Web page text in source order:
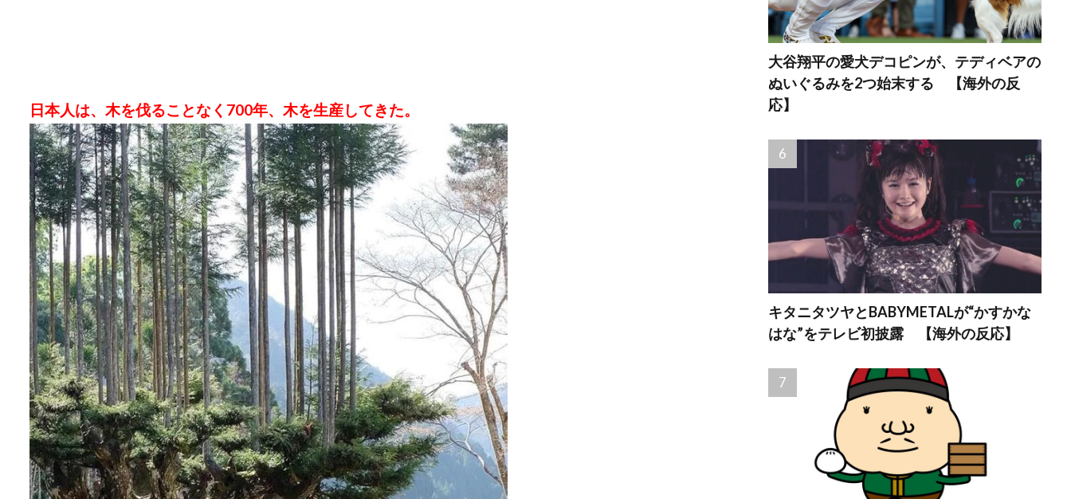
日本人は、木を伐ることなく700年、木を生産してきた。
大谷翔平の愛犬デコピンが、テディベアの
ぬいぐるみを2つ始末する 【海外の反
応】
キタニタツヤとBABYMETALが“かすかな
はな”をテレビ初披露 【海外の反応】